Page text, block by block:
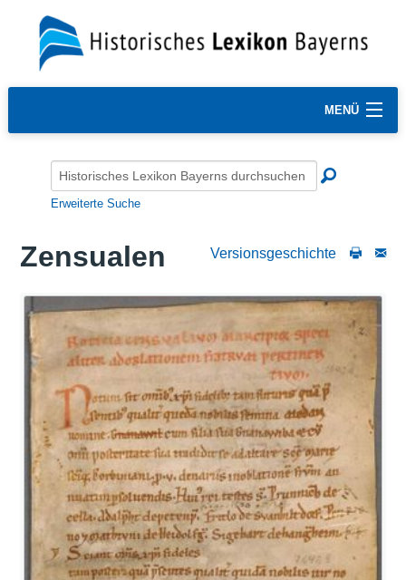
MENÜ
Erweiterte Suche
Versionsgeschichte
Zensualen